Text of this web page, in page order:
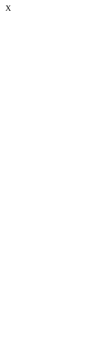
X